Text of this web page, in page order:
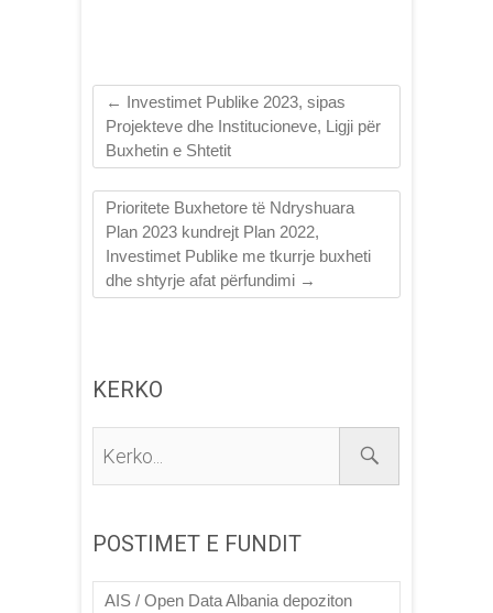
← Investimet Publike 2023, sipas
Projekteve dhe Institucioneve, Ligji për
Buxhetin e Shtetit
Prioritete Buxhetore të Ndryshuara
Plan 2023 kundrejt Plan 2022,
Investimet Publike me tkurrje buxheti
dhe shtyrje afat përfundimi →
KERKO
POSTIMET E FUNDIT
AIS / Open Data Albania depoziton